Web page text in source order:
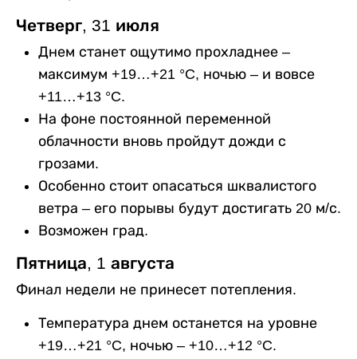
Четверг, 31 июля
Днем станет ощутимо прохладнее –
максимум +19…+21 °C, ночью – и вовсе
+11…+13 °C.
На фоне постоянной переменной
облачности вновь пройдут дожди с
грозами.
Особенно стоит опасаться шквалистого
ветра – его порывы будут достигать 20 м/с.
Возможен град.
Пятница, 1 августа
Финал недели не принесет потепления.
Температура днем останется на уровне
+19…+21 °C, ночью – +10…+12 °C.